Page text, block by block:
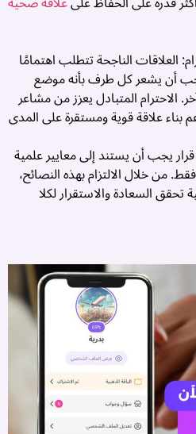
العلاقات الناجحة تتطلب اهتمامًا
أن يشعر كل طرف بأنه موضع
الاحترام المتبادل يعزز من مشاعر
بناء علاقة قوية ومستقرة على المدى
يجب أن يستند إلى معايير علمية
من خلال الالتزام بهذه النصائح،
السعادة والاستقرار لكلا